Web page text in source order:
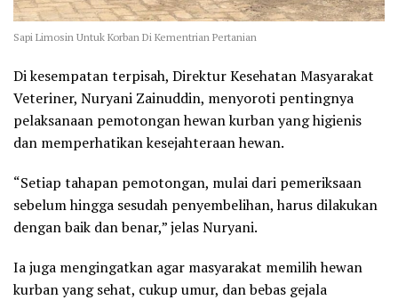
Sapi Limosin Untuk Korban Di Kementrian Pertanian
Di kesempatan terpisah, Direktur Kesehatan Masyarakat
Veteriner, Nuryani Zainuddin, menyoroti pentingnya
pelaksanaan pemotongan hewan kurban yang higienis
dan memperhatikan kesejahteraan hewan.
“Setiap tahapan pemotongan, mulai dari pemeriksaan
sebelum hingga sesudah penyembelihan, harus dilakukan
dengan baik dan benar,” jelas Nuryani.
Ia juga mengingatkan agar masyarakat memilih hewan
kurban yang sehat, cukup umur, dan bebas gejala